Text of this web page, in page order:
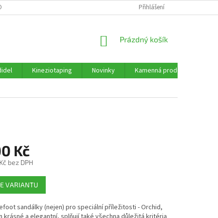
KE STAŽENÍ PODMÍNKY OCHRANY
Přihlášení
NÁKUPNÍ
Prázdný košík
Kineziotaping Novinky Kamenná prodejna
Kč
bez DPH
VARIANTU
sandálky (nejen) pro speciální příležitosti - Orchid,